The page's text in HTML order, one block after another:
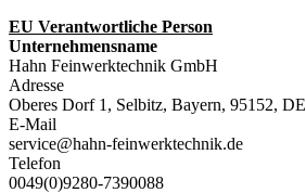
EU Verantwortliche Person
Unternehmensname
Hahn Feinwerktechnik GmbH
Adresse
Oberes Dorf 1, Selbitz, Bayern, 95152, DE
E-Mail
service@hahn-feinwerktechnik.de
Telefon
0049(0)9280-7390088